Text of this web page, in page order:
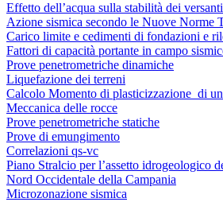
Effetto dell’acqua sulla stabilità dei
Azione sismica secondo le Nuove Norme
Carico limite e cedimenti di fondazioni e
Fattori di capacità portante in campo
Prove penetrometriche dinamiche
Liquefazione dei terreni
Calcolo Momento di plasticizzazione di
Meccanica delle rocce
Prove penetrometriche statiche
Prove di emungimento
Correlazioni qs-vc
Piano Stralcio per l’assetto idrogeologico
Nord Occidentale della Campania
Microzonazione sismica